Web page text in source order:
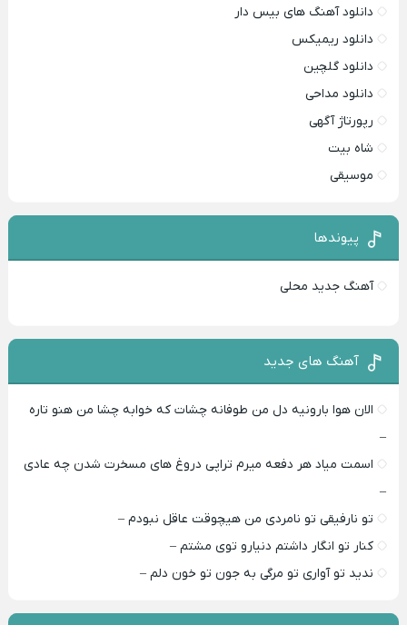
دانلود آهنگ های بیس دار
دانلود ریمیکس
دانلود گلچین
دانلود مداحی
رپورتاژ آگهی
شاه بیت
موسیقی
پیوندها
آهنگ جدید محلی
آهنگ های جدید
الان هوا بارونیه دل من طوفانه چشات که خوابه چشا من هنو تاره
–
اسمت میاد هر دفعه میرم تراپی دروغ‌ های مسخرت شدن چه عادی
–
تو نارفیقی تو نامردی من هیچوقت عاقل نبودم –
کنار تو انگار داشتم دنیارو توی مشتم –
ندید تو آواری تو مرگی به جون تو خون دلم –